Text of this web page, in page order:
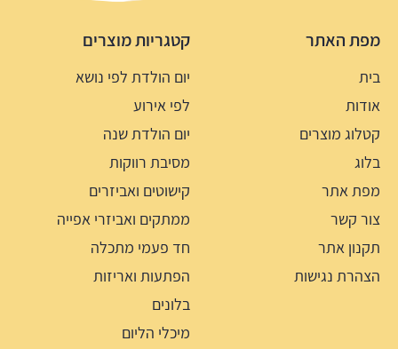
מפת האתר
בית
אודות
קטלוג מוצרים
בלוג
מפת אתר
צור קשר
תקנון אתר
הצהרת נגישות
קטגריות מוצרים
יום הולדת לפי נושא
לפי אירוע
יום הולדת שנה
מסיבת רווקות
קישוטים ואביזרים
ממתקים ואביזרי אפייה
חד פעמי מתכלה
הפתעות ואריזות
בלונים
מיכלי הליום